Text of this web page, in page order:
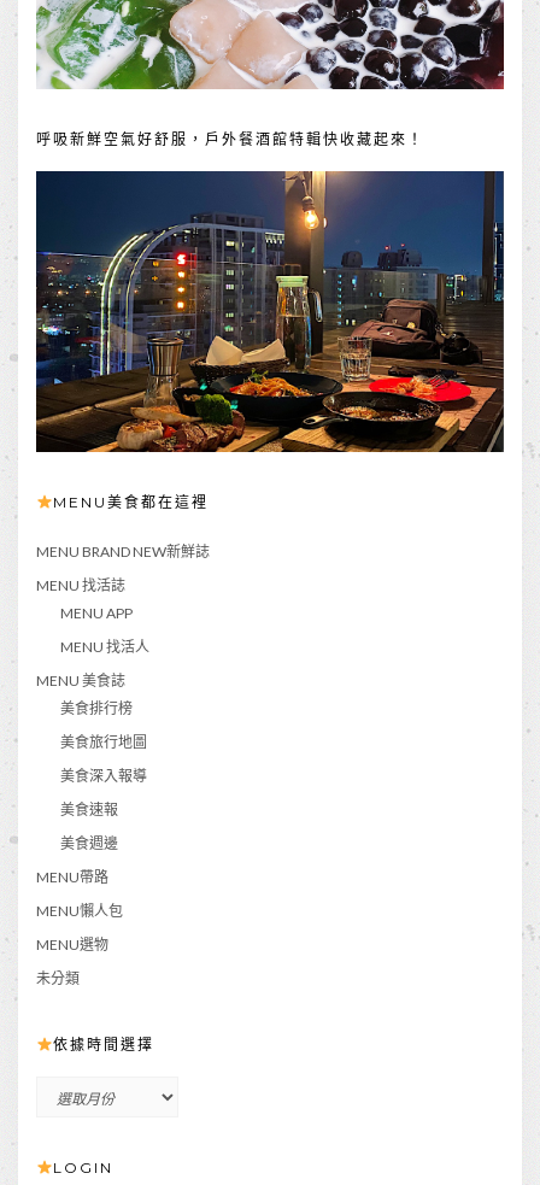
呼吸新鮮空氣好舒服，戶外餐酒館特輯快收藏起來！
MENU美食都在這裡
MENU BRAND NEW新鮮誌
MENU 找活誌
MENU APP
MENU 找活人
MENU 美食誌
美食排行榜
美食旅行地圖
美食深入報導
美食速報
美食週邊
MENU帶路
MENU懶人包
MENU選物
未分類
依據時間選擇
間 LOGIN